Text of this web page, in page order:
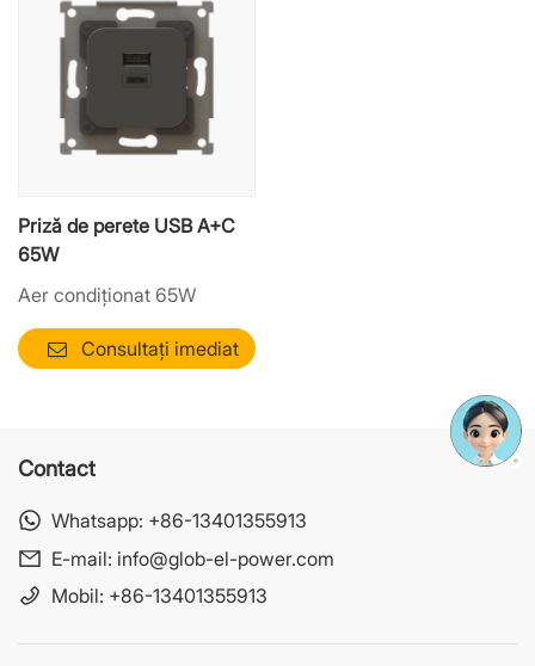
Priză de perete USB A+C
65W
Aer condiționat 65W
Consultați imediat
Contact
Whatsapp: +86-13401355913
E-mail: info@glob-el-power.com
Mobil: +86-13401355913